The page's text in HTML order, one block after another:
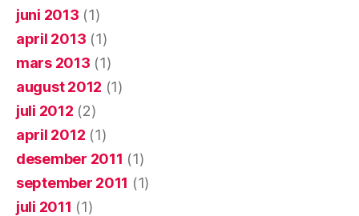
juni 2013 (1)
april 2013 (1)
mars 2013 (1)
august 2012 (1)
juli 2012 (2)
april 2012 (1)
desember 2011 (1)
september 2011 (1)
juli 2011 (1)